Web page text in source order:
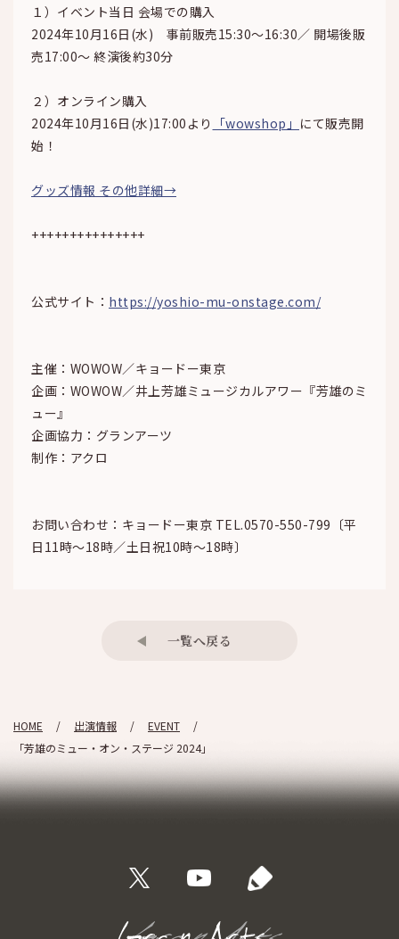
１）イベント当日 会場での購入
2024年10月16日(水) 事前販売15:30～16:30／ 開場後販
売17:00～ 終演後約30分
２）オンライン購入
2024年10月16日(水)17:00より
「wowshop」 にて販売開
始！
グッズ情報 その他詳細→
+++++++++++++++
公式サイト： https://yoshio-mu-onstage.com/
主催：WOWOW／キョードー東京
企画：WOWOW／井上芳雄ミュージカルアワー『芳雄のミ
ュー』
企画協力：グランアーツ
制作：アクロ
お問い合わせ：キョードー東京 TEL.0570-550-799〔平
日11時～18時／土日祝10時～18時〕
一覧へ戻る
HOME 出演情報
EVENT
「芳雄のミュー・オン・ステージ 2024」